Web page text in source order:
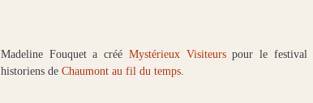
Madeline Fouquet a créé Mystérieux Visiteurspour le festival
historiens de Chaumont au fil du temps.